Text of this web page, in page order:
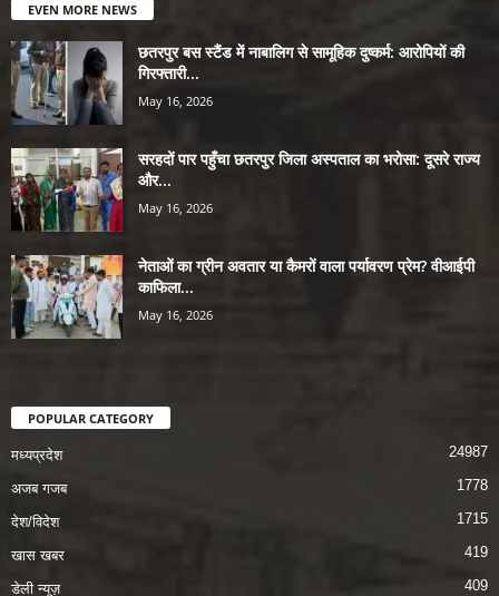
EVEN MORE NEWS
छतरपुर बस स्टैंड में नाबालिग से सामूहिक दुष्कर्म: आरोपियों की
गिरफ्तारी...
May 16, 2026
सरहदों पार पहुँचा छतरपुर जिला अस्पताल का भरोसा: दूसरे राज्य
और...
May 16, 2026
नेताओं का ग्रीन अवतार या कैमरों वाला पर्यावरण प्रेम? वीआईपी
काफिला...
May 16, 2026
POPULAR CATEGORY
मध्यप्रदेश 24987
अजब गजब 1778
देश/विदेश 1715
खास खबर 419
डेली न्यूज़ 409